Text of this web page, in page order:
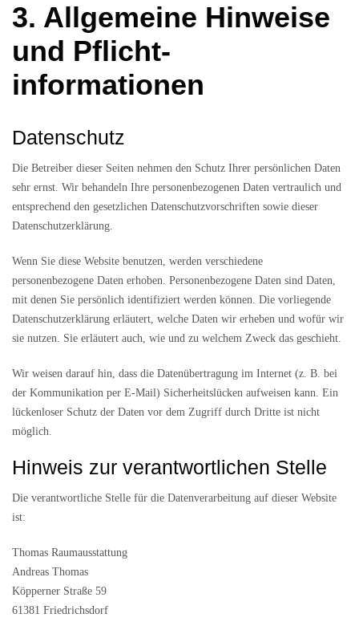
3. Allgemeine Hinweise
und Pflicht­
informationen
Datenschutz
Die Betreiber dieser Seiten nehmen den Schutz Ihrer persönlichen Daten
sehr ernst. Wir behandeln Ihre personenbezogenen Daten vertraulich und
entsprechend den gesetzlichen Datenschutzvorschriften sowie dieser
Datenschutzerklärung.
Wenn Sie diese Website benutzen, werden verschiedene
personenbezogene Daten erhoben. Personenbezogene Daten sind Daten,
mit denen Sie persönlich identifiziert werden können. Die vorliegende
Datenschutzerklärung erläutert, welche Daten wir erheben und wofür wir
sie nutzen. Sie erläutert auch, wie und zu welchem Zweck das geschieht.
Wir weisen darauf hin, dass die Datenübertragung im Internet (z. B. bei
der Kommunikation per E-Mail) Sicherheitslücken aufweisen kann. Ein
lückenloser Schutz der Daten vor dem Zugriff durch Dritte ist nicht
möglich.
Hinweis zur verantwortlichen Stelle
Die verantwortliche Stelle für die Datenverarbeitung auf dieser Website
ist:
Thomas Raumausstattung
Andreas Thomas
Köpperner Straße 59
61381 Friedrichsdorf